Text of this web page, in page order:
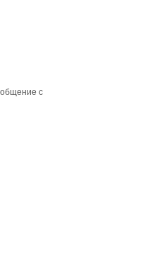
общение с